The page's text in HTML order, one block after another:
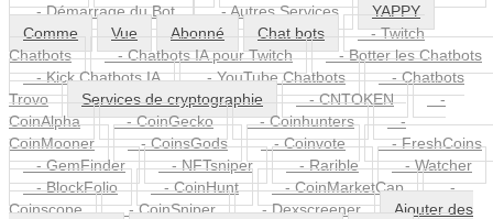
- Démarrage du Bot
- Autres Services
YAPPY
Comme
Vue Abonné Chat bots
- Twitch
Chatbots
- Chatbots IA pour Twitch
- Botter les Chatbots
- Kick Chatbots IA
- YouTube Chatbots
- Chatbots
Trovo
Services de cryptographie - CNTOKEN
-
CoinAlpha
- CoinGecko - Coinhunters
-
CoinMooner
- CoinsGods - Coinvote
- FreshCoins
- GemFinder
- NFTsniper - Rarible
- Watcher
- BlockFolio
- CoinHunt - CoinMarketCap
-
Coinscope
- CoinSniper - Dexscreener
Ajouter des